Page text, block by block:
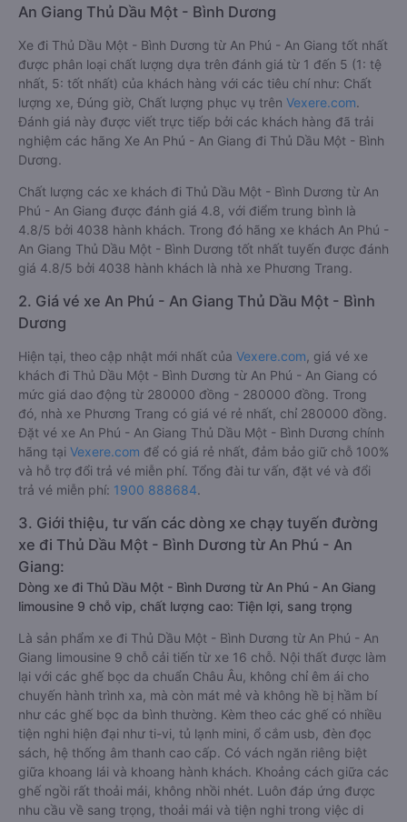
An Giang Thủ Dầu Một - Bình Dương
Xe đi Thủ Dầu Một - Bình Dương từ An Phú - An Giang tốt nhất
được phân loại chất lượng dựa trên đánh giá từ 1 đến 5 (1: tệ
nhất, 5: tốt nhất) của khách hàng với các tiêu chí như: Chất
lượng xe, Đúng giờ, Chất lượng phục vụ trên Vexere.com.
Đánh giá này được viết trực tiếp bởi các khách hàng đã trải
nghiệm các hãng Xe An Phú - An Giang đi Thủ Dầu Một - Bình
Dương.
Chất lượng các xe khách đi Thủ Dầu Một - Bình Dương từ An
Phú - An Giang được đánh giá 4.8, với điểm trung bình là
4.8/5 bởi 4038 hành khách. Trong đó hãng xe khách An Phú -
An Giang Thủ Dầu Một - Bình Dương tốt nhất tuyến được đánh
giá 4.8/5 bởi 4038 hành khách là nhà xe Phương Trang.
2. Giá vé xe An Phú - An Giang Thủ Dầu Một - Bình
Dương
Hiện tại, theo cập nhật mới nhất của Vexere.com , giá vé xe
khách đi Thủ Dầu Một - Bình Dương từ An Phú - An Giang có
mức giá dao động từ 280000 đồng - 280000 đồng. Trong
đó, nhà xe Phương Trang có giá vé rẻ nhất, chỉ 280000 đồng.
Đặt vé xe An Phú - An Giang Thủ Dầu Một - Bình Dương chính
hãng tại Vexere.com để có giá rẻ nhất, đảm bảo giữ chỗ 100%
và hỗ trợ đổi trả vé miễn phí. Tổng đài tư vấn, đặt vé và đổi
trả vé miễn phí: 1900 888684.
3. Giới thiệu, tư vấn các dòng xe chạy tuyến đường
xe đi Thủ Dầu Một - Bình Dương từ An Phú - An
Giang:
Dòng xe đi Thủ Dầu Một - Bình Dương từ An Phú - An Giang
limousine 9 chỗ vip, chất lượng cao: Tiện lợi, sang trọng
Là sản phẩm xe đi Thủ Dầu Một - Bình Dương từ An Phú - An
Giang limousine 9 chỗ cải tiến từ xe 16 chỗ. Nội thất được làm
lại với các ghế bọc da chuẩn Châu Âu, không chỉ êm ái cho
chuyến hành trình xa, mà còn mát mẻ và không hề bị hầm bí
như các ghế bọc da bình thường. Kèm theo các ghế có nhiều
tiện nghi hiện đại như ti-vi, tủ lạnh mini, ổ cắm usb, đèn đọc
sách, hệ thống âm thanh cao cấp. Có vách ngăn riêng biệt
giữa khoang lái và khoang hành khách. Khoảng cách giữa các
ghế ngồi rất thoải mái, không nhồi nhét. Luôn đáp ứng được
nhu cầu về sang trọng, thoải mái và tiện nghi trong việc di